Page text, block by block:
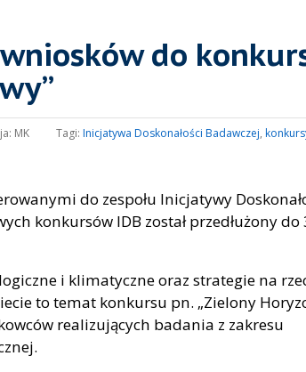
do
MK Tagi: Inicjatywa Doskonałości Badawczej,
do zespołu Inicjatywy
konkursów IDB został przedłużony do
i klimatyczne oraz strategie na
to temat konkursu pn. „Zielony
realizujących badania z zakresu